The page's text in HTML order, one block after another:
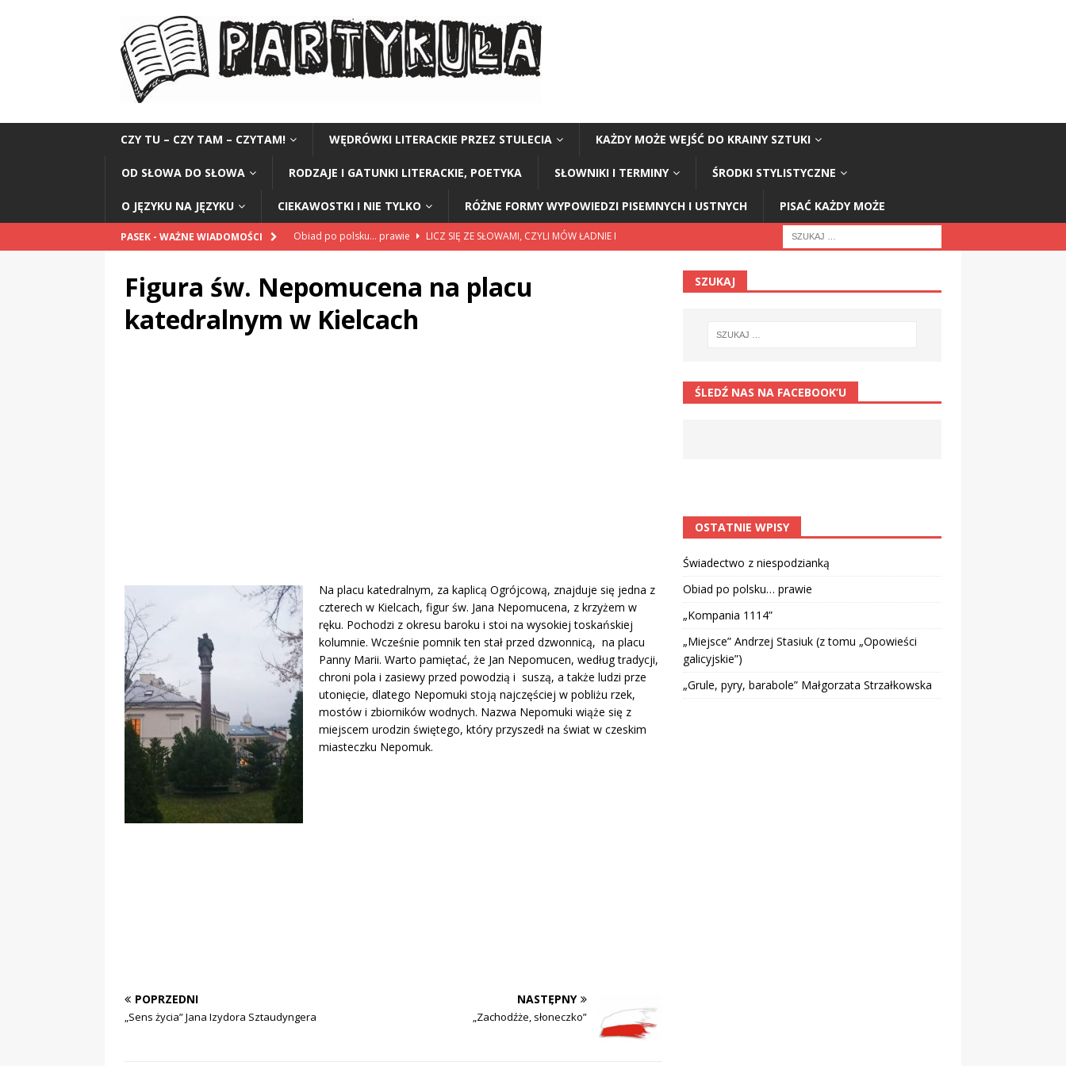
CZY TU – CZY TAM – CZYTAM! WĘDRÓWKI LITERACKIE PRZEZ STULECIA KAŻDY MOŻE WEJŚĆ DO KRAINY SZTUKI
OD SŁOWA DO SŁOWA RODZAJE I GATUNKI LITERACKIE, POETYKA SŁOWNIKI I TERMINY ŚRODKI STYLISTYCZNE
O JĘZYKU NA JĘZYKU CIEKAWOSTKI I NIE TYLKO RÓŻNE FORMY WYPOWIEDZI PISEMNYCH I USTNYCH PISAĆ KAŻDY MOŻE
PASEK - WAŻNE WIADOMOŚCI Obiad po polsku… prawie
LICZ SIĘ ZE SŁOWAMI, CZYLI MÓW ŁADNIE I
„Kompania 1114”
CZY TU - CZY TAM - CZYTAM!
„Miejsce” Andrzej Stasiuk (z tomu „Opowieści galicyjskie”)
Figura św. Nepomucena na placu
katedralnym w Kielcach
Na placu katedralnym, za kaplicą Ogrójcową, znajduje się jedna z
czterech w Kielcach, figur św. Jana Nepomucena, z krzyżem w
ręku. Pochodzi z okresu baroku i stoi na wysokiej toskańskiej
kolumnie. Wcześnie pomnik ten stał przed dzwonnicą, na placu
Panny Marii. Warto pamiętać, że Jan Nepomucen, według tradycji,
chroni pola i zasiewy przed powodzią i suszą, a także ludzi prze
utonięcie, dlatego Nepomuki stoją najczęściej w pobliżu rzek,
mostów i zbiorników wodnych. Nazwa Nepomuki wiąże się z
miejscem urodzin świętego, który przyszedł na świat w czeskim
miasteczku Nepomuk.
POPRZEDNI
„Sens życia” Jana Izydora Sztaudyngera
NASTĘPNY
„Zachodźże, słoneczko”
SZUKAJ
ŚLEDŹ NAS NA FACEBOOK’U
OSTATNIE WPISY
Świadectwo z niespodzianką
Obiad po polsku… prawie
„Kompania 1114”
„Miejsce” Andrzej Stasiuk (z tomu „Opowieści
galicyjskie”)
„Grule, pyry, barabole” Małgorzata Strzałkowska